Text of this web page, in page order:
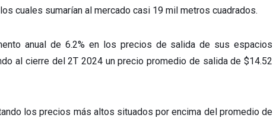
cuales sumarían al mercado casi 19 mil metros cuadrados.
anual de 6.2% en los precios de salida de sus espacios
al cierre del 2T 2024 un precio promedio de salida de $14.52
los precios más altos situados por encima del promedio de